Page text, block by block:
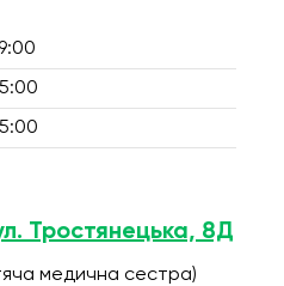
Тростянецька, 8Д
медична сестра)